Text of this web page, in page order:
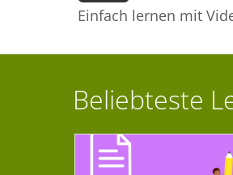
Einfach lernen mit
Beliebteste